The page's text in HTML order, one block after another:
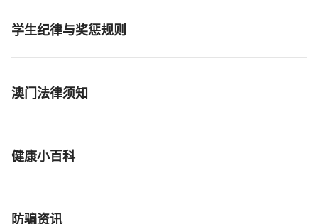
学生纪律与奖惩规则
澳门法律须知
健康小百科
防骗资讯